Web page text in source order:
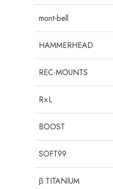
mont-bell
HAMMERHEAD
REC-MOUNTS
R×L
BOOST
SOFT99
β TITANIUM